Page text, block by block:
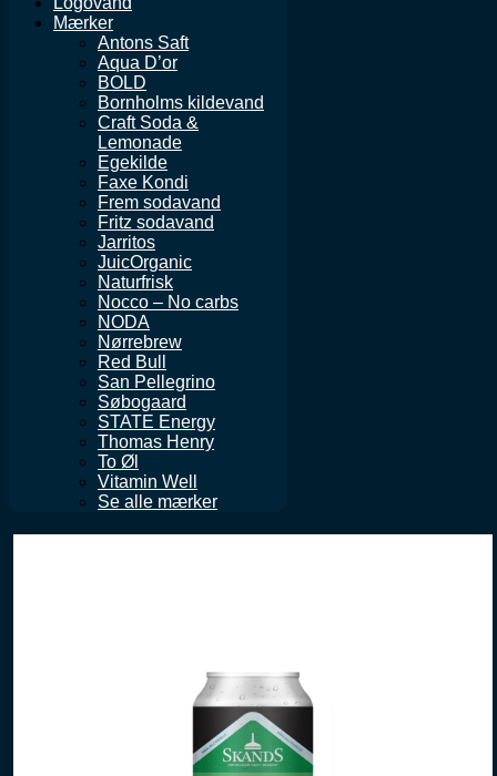
Mærker
Antons Saft
Aqua D’or
BOLD
Bornholms kildevand
Craft Soda &
Lemonade
Egekilde
Faxe Kondi
Frem sodavand
Fritz sodavand
Jarritos
JuicOrganic
Naturfrisk
Nocco – No carbs
NODA
Nørrebrew
Red Bull
San Pellegrino
Søbogaard
STATE Energy
Thomas Henry
To Øl
Vitamin Well
Se alle mærker